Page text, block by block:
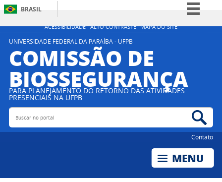
ACESSIBILIDADE ALTO CONTRASTE MAPA DO SITE
BRASIL
Simplifique!
Participe
Acesso à informação
Legislação
UNIVERSIDADE FEDERAL DA PARAÍBA - UFPB
COMISSÃO DE
BIOSSEGURANÇA
PARA PLANEJAMENTO DO RETORNO DAS ATIVIDADES
PRESENCIAIS NA UFPB
Buscar no portal
Contato